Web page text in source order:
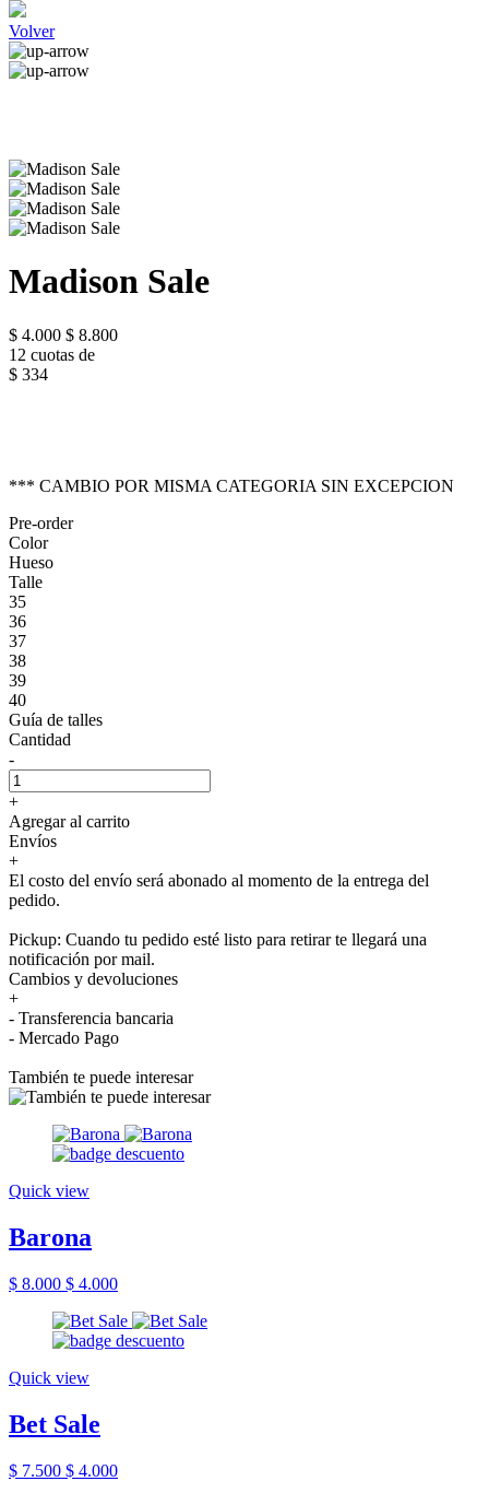
Volver
Madison Sale
$ 4.000 $ 8.800
12 cuotas de
$ 334
*** CAMBIO POR MISMA CATEGORIA SIN EXCEPCION
Pre-order
Color
Hueso
Talle
35
36
37
38
39
40
Guía de talles
Cantidad
-
+
Agregar al carrito
Envíos
+
El costo del envío será abonado al momento de la entrega del
pedido.
Pickup: Cuando tu pedido esté listo para retirar te llegará una
notificación por mail.
Cambios y devoluciones
+
- Transferencia bancaria
- Mercado Pago
También te puede interesar
Quick view
Barona
$ 8.000 $ 4.000
Quick view
Bet Sale
$ 7.500 $ 4.000